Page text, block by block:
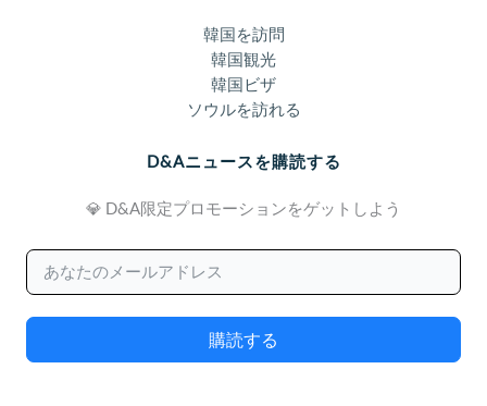
韓国を訪問
韓国観光
韓国ビザ
ソウルを訪れる
D&Aニュースを購読する
💎 D&A限定プロモーションをゲットしよう
購読する